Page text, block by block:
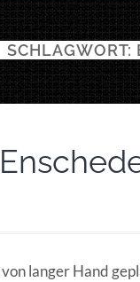
SCHLAGWORT:
langer Hand